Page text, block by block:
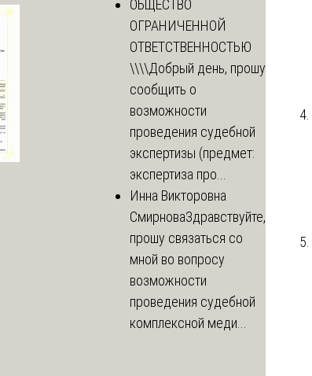
ОБЩЕСТВО
ОГРАНИЧЕННОЙ
ОТВЕТСТВЕННОСТЬЮ
\\\\Добрый день, прошу
сообщить о
возможности
проведения судебной
экспертизы (предмет:
экспертиза про...
Инна Викторовна
СмирноваЗдравствуйте,
прошу связаться со
мной во вопросу
возможности
проведения судебной
комплексной меди...